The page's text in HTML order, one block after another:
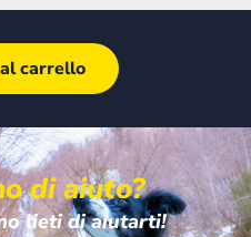
carrello
di aiuto?
lieti di aiutarti!